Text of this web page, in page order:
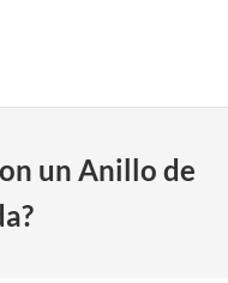
un Anillo de